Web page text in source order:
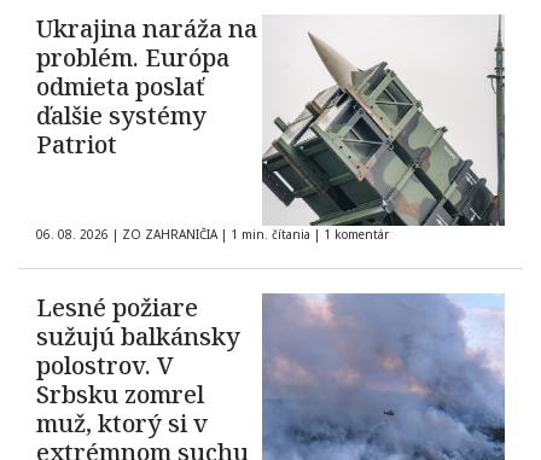
Ukrajina naráža na
problém. Európa
odmieta poslať
ďalšie systémy
Patriot
06. 08. 2026 | ZO ZAHRANIČIA | 1 min. čítania | 1 komentár
Lesné požiare
sužujú balkánsky
polostrov. V
Srbsku zomrel
muž, ktorý si v
extrémnom suchu